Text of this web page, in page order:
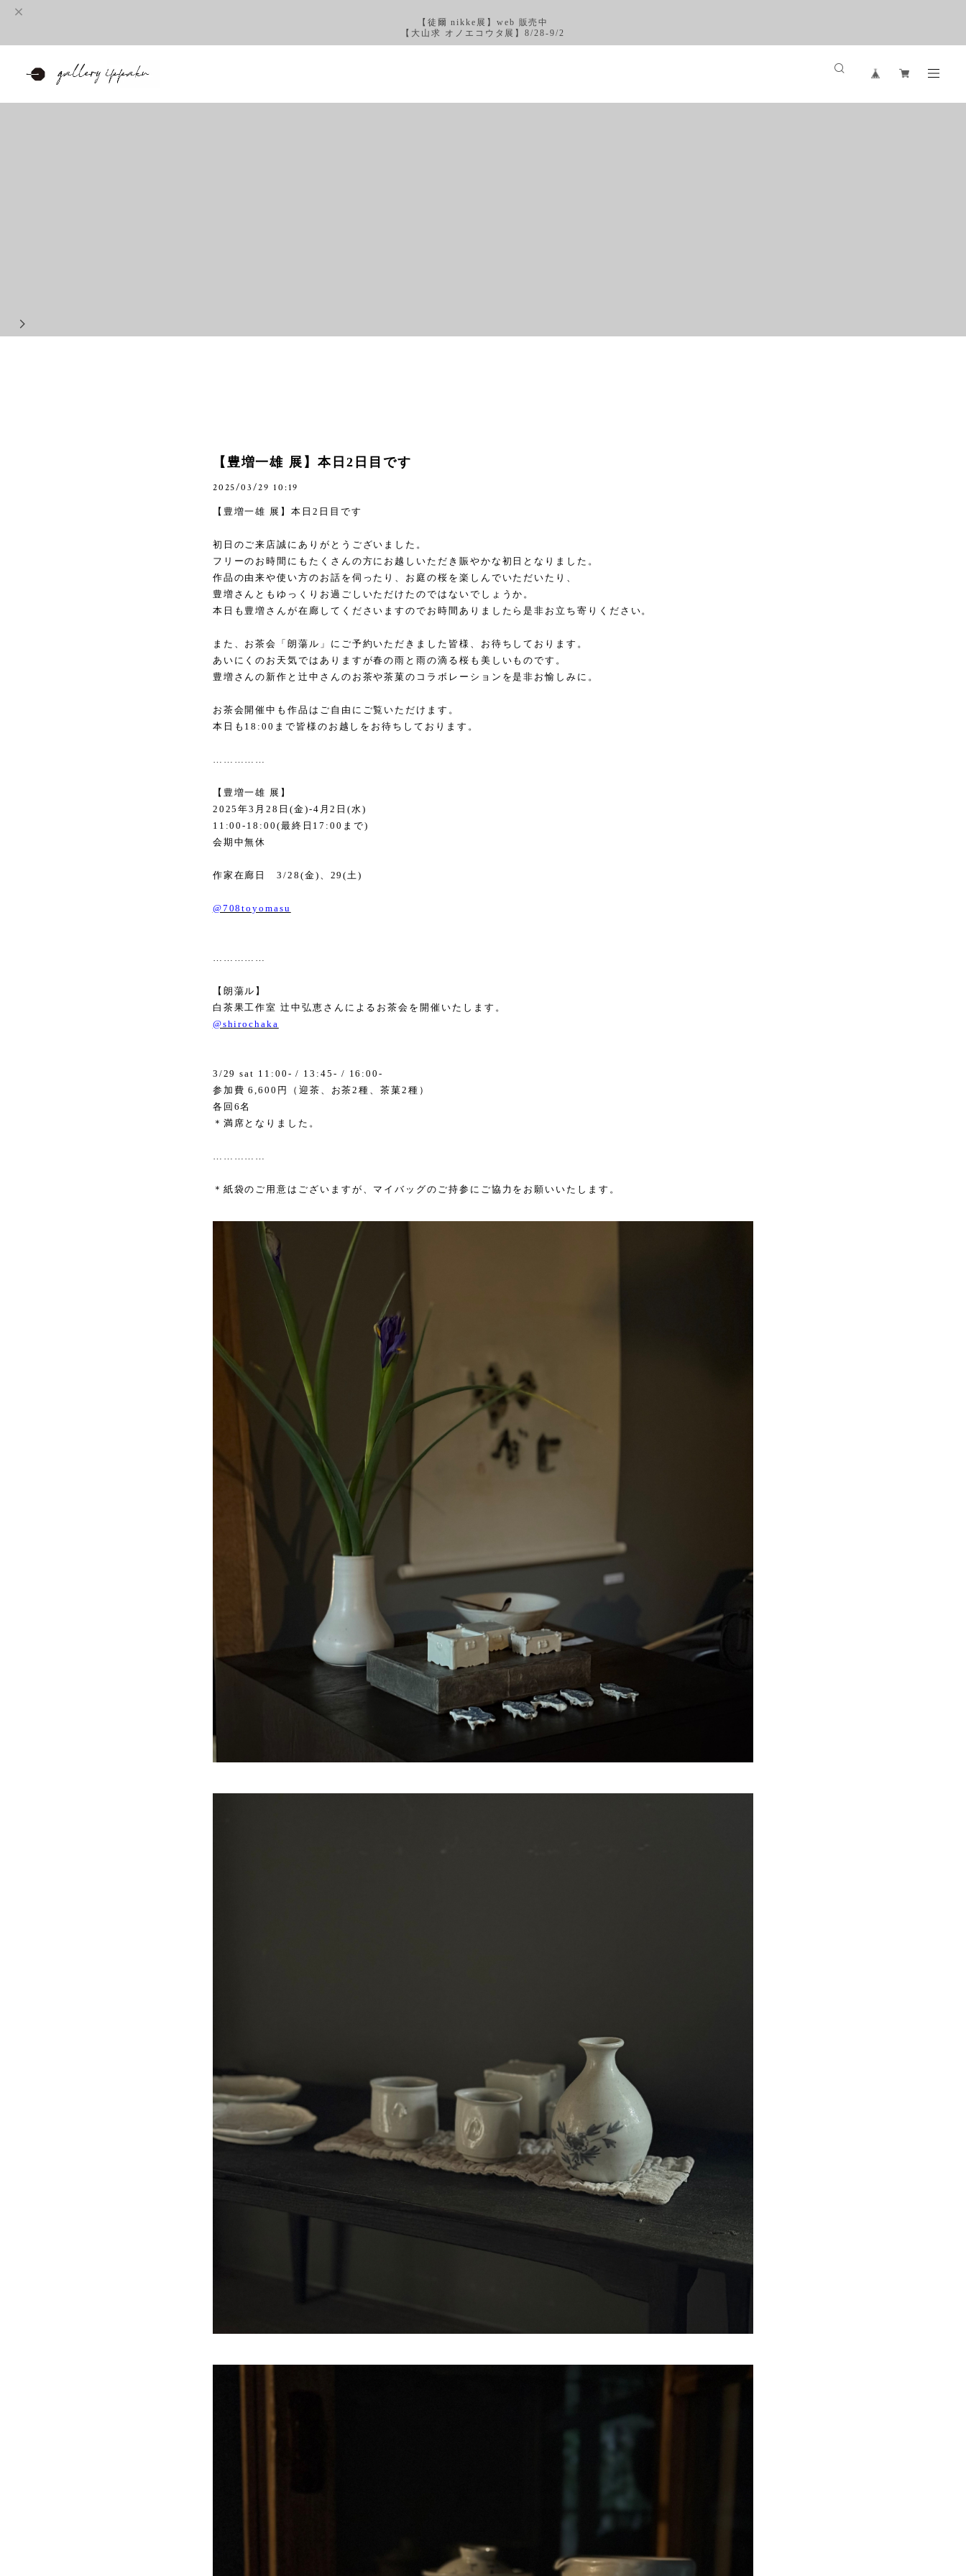
【徒爾 nikke展】web 販売中
【大山求 オノエコウタ展】8/28-9/2
【豊増一雄 展】本日2日目です
2025/03/29 10:19
【豊増一雄 展】本日 2 日目です
初日のご来店誠にありがとうございました。
フリーのお時間にもたくさんの方にお越しいただき賑やかな初日となりました。
作品の由来や使い方のお話を伺ったり、お庭の桜を楽しんでいただいたり、
豊増さんともゆっくりお過ごしいただけたのではないでしょうか。
本日も豊増さんが在廊してくださいますのでお時間ありましたら是非お立ち寄りください。
また、お茶会「朗蕩ル」にご予約いただきました皆様、お待ちしております。
あいにくのお天気ではありますが春の雨と雨の滴る桜も美しいものです。
豊増さんの新作と辻中さんのお茶や茶菓のコラボレーションを是非お愉しみに。
お茶会開催中も作品はご自由にご覧いただけます。
本日も 18:00 まで皆様のお越しをお待ちしております。
……………
【豊増一雄 展】
2025年3 月28 日 (金)-4 月2 日(水)
11:00-18:00(最終日 17:00 まで)
会期中無休
作家在廊日3/28(金) 、 29(土)
@708toyomasu
……………
【朗蕩ル】
白茶果工作室 辻中弘恵さんによるお茶会を開催いたします。
@shirochaka
3/29 sat 11:00- / 13:45- / 16:00-
参加費 6,600 円（迎茶、お茶2種、茶菓2 種）
各回 6名
＊満席となりました。
……………
＊紙袋のご用意はございますが、マイバッグのご持参にご協力をお願いいたします。